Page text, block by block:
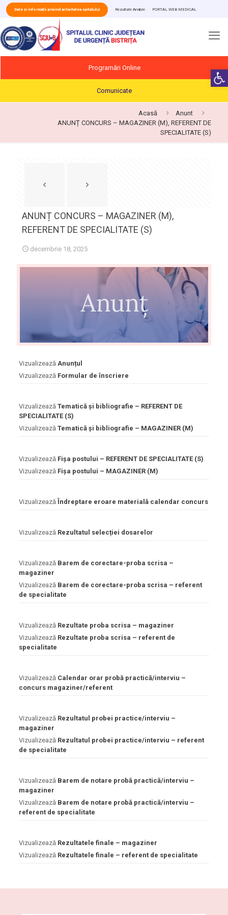
Date și informații privind activitatea spitalului Rezultate Analize PORTAL WEB MEDICAL
Programări Online
Comunicate
Acasă
Anunt
ANUNȚ CONCURS – MAGAZINER (M), REFERENT DE
SPECIALITATE (S)
ANUNȚ CONCURS – MAGAZINER (M),
REFERENT DE SPECIALITATE (S)
decembrie 18, 2025
Vizualizează Anunțul
Vizualizează Formular de înscriere
Vizualizează Tematică și bibliografie – REFERENT DE
SPECIALITATE (S)
Vizualizează Tematică și bibliografie – MAGAZINER (M)
Vizualizează Fișa postului – REFERENT DE SPECIALITATE (S)
Vizualizează Fișa postului – MAGAZINER (M)
Vizualizează Îndreptare eroare materială calendar concurs
Vizualizează Rezultatul selecției dosarelor
Vizualizează Barem de corectare-proba scrisa –
magaziner
Vizualizează Barem de corectare-proba scrisa – referent
de specialitate
Vizualizează Rezultate proba scrisa – magaziner
Vizualizează Rezultate proba scrisa – referent de
specialitate
Vizualizează Calendar orar probă practică/interviu –
concurs magaziner/referent
Vizualizează Rezultatul probei practice/interviu –
magaziner
Vizualizează Rezultatul probei practice/interviu – referent
de specialitate
Vizualizează Barem de notare probă practică/interviu –
magaziner
Vizualizează Barem de notare probă practică/interviu –
referent de specialitate
Vizualizează Rezultatele finale – magaziner
Vizualizează Rezultatele finale – referent de specialitate